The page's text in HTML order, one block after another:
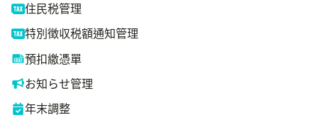
住民税管理
特別徴収税額通知管理
預扣繳憑單
お知らせ管理
年末調整